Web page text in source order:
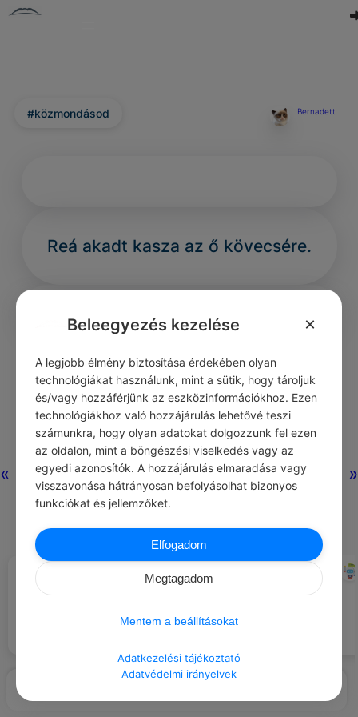
« »
#közmondásod Bernadett
Reá akadt kasza az ő kövecsére.
Nincs még hozzászólás.
#LÉGY HÁLÁS …
Azért, amikor egy festmény egy új
CHATGPT
Használj alkalmazásokat,
Beleegyezés kezelése ×
A legjobb élmény biztosítása érdekében olyan
technológiákat használunk, mint a sütik, hogy tároljuk
és/vagy hozzáférjünk az eszközinformációkhoz. Ezen
technológiákhoz való hozzájárulás lehetővé teszi
számunkra, hogy olyan adatokat dolgozzunk fel ezen
az oldalon, mint a böngészési viselkedés vagy az
egyedi azonosítók. A hozzájárulás elmaradása vagy
visszavonása hátrányosan befolyásolhat bizonyos
funkciókat és jellemzőket.
Elfogadom
Megtagadom
Mentem a beállításokat
Adatkezelési tájékoztató
Adatvédelmi irányelvek